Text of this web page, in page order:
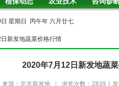
日 星期日 丙午年 六月廿七
日新发地蔬菜价格行情
2020年7月12日新发地蔬
来源：北京新发地 浏览次数： 2839